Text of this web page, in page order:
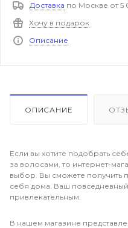
Доставка по Москве от 5
Хочу в подарок
Описание
ОПИСАНИЕ
Если вы хотите подобрать
за волосами, то интернет-
выбор. Вы сможете получить
себя дома. Ваш
привлекательным.
В нашем магазине